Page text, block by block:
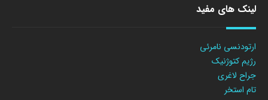
لینک های مفید
ارتودنسی نامرئی
رژیم کتوژنیک
جراح لاغری
تام استخر